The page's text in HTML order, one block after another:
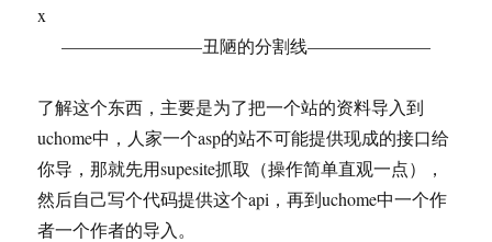
x
————————丑陋的分割线———————
了解这个东西，主要是为了把一个站的资料导入到
uchome中，人家一个asp的站不可能提供现成的接口给
你导，那就先用supesite抓取（操作简单直观一点），
然后自己写个代码提供这个api，再到uchome中一个作
者一个作者的导入。